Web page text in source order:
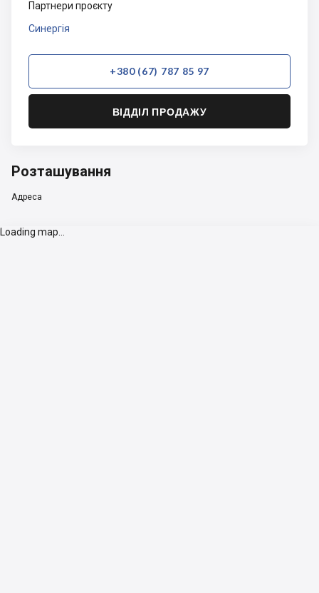
+380 (67) 787 85 97
ВІДДІЛ ПРОДАЖУ
Партнери проєкту
Синергія
Розташування
Адреса
Loading map...